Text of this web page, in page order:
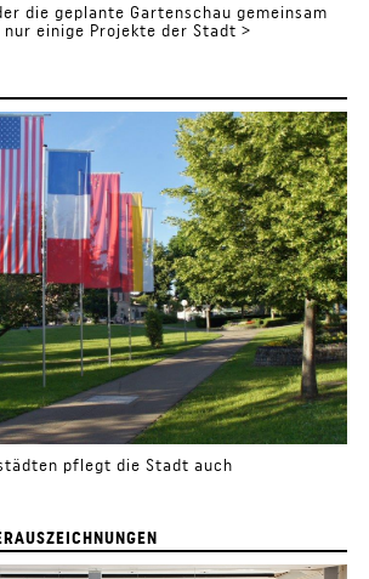
die geplante Gartenschau gemeinsam
einige Projekte der Stadt >
pflegt die Stadt auch